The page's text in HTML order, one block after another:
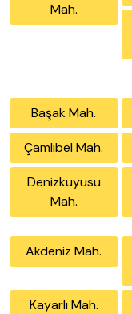
Mah.
Başak Mah.
Çamlıbel Mah.
Denizkuyusu
Mah.
Akdeniz Mah.
Kayarlı Mah.